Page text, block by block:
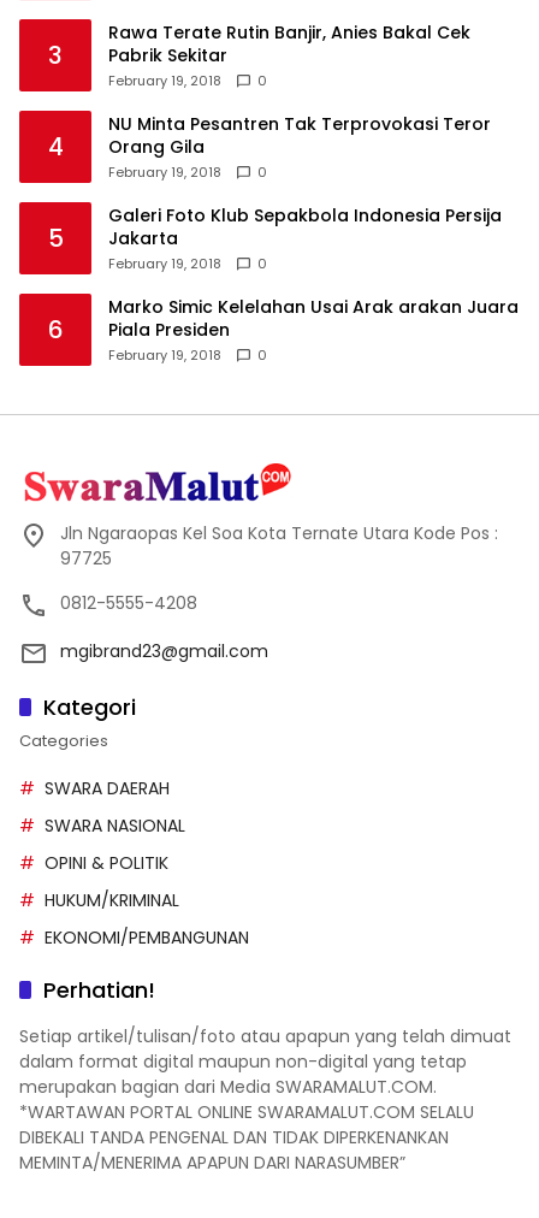
3
Rawa Terate Rutin Banjir, Anies Bakal Cek
Pabrik Sekitar
February 19, 2018 0
4
NU Minta Pesantren Tak Terprovokasi Teror
Orang Gila
February 19, 2018 0
5
Galeri Foto Klub Sepakbola Indonesia Persija
Jakarta
February 19, 2018 0
6
Marko Simic Kelelahan Usai Arak arakan Juara
Piala Presiden
February 19, 2018 0
Jln Ngaraopas Kel Soa Kota Ternate Utara Kode Pos :
97725
0812-5555-4208
mgibrand23@gmail.com
Kategori
Categories
SWARA DAERAH
SWARA NASIONAL
OPINI & POLITIK
HUKUM/KRIMINAL
EKONOMI/PEMBANGUNAN
Perhatian!
Setiap artikel/tulisan/foto atau apapun yang telah dimuat
dalam format digital maupun non-digital yang tetap
merupakan bagian dari Media SWARAMALUT.COM.
*WARTAWAN PORTAL ONLINE SWARAMALUT.COM SELALU
DIBEKALI TANDA PENGENAL DAN TIDAK DIPERKENANKAN
MEMINTA/MENERIMA APAPUN DARI NARASUMBER”